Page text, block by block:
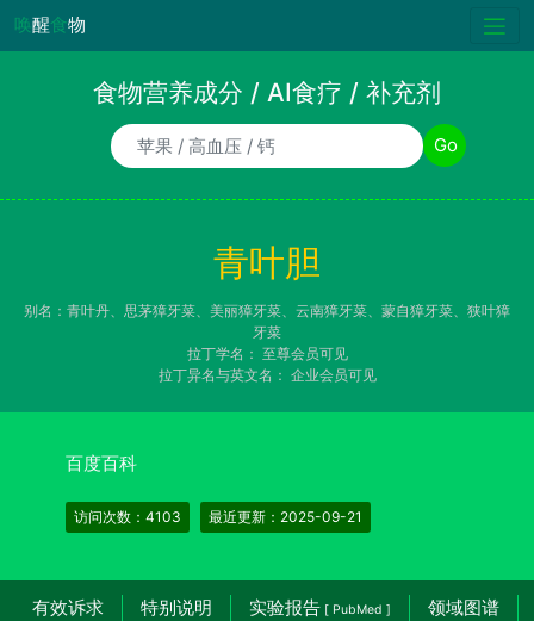
唤醒食物
食物营养成分 / AI食疗 / 补充剂
食物/AI食疗诉求/补充剂名称 Go
青叶胆
别名：青叶丹、思茅獐牙菜、美丽獐牙菜、云南獐牙菜、蒙自獐牙菜、狭叶獐
牙菜
拉丁学名： 至尊会员可见
拉丁异名与英文名： 企业会员可见
百度百科
访问次数：4103 最近更新：2025-09-21
有效诉求 特别说明 实验报告 [ PubMed ]
领域图谱